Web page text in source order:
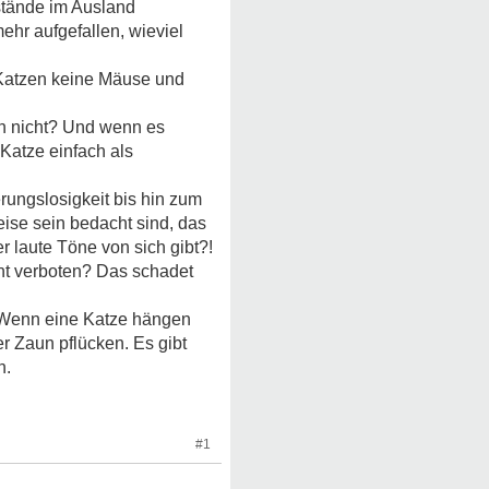
im Ausland
aufgefallen, wieviel
keine Mäuse und
nicht? Und wenn es
einfach als
bis hin zum
sein bedacht sind, das
laute Töne von sich gibt?!
verboten? Das schadet
eine Katze hängen
Zaun pflücken. Es gibt
#1